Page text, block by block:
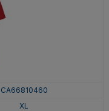
CA66810460
XL